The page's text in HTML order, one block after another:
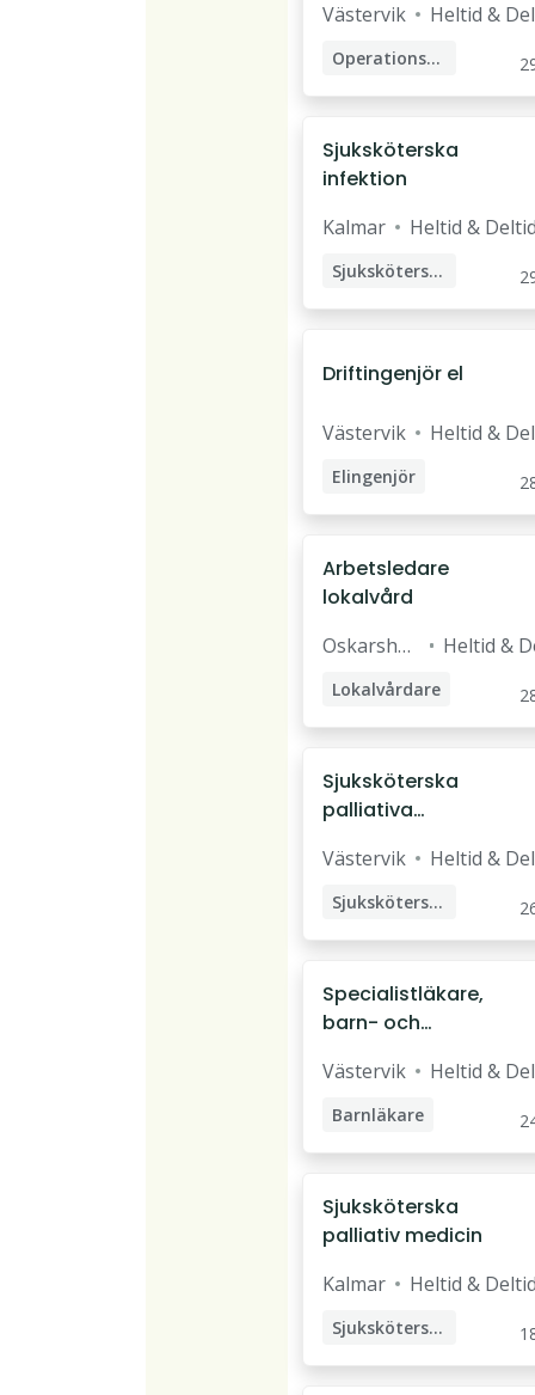
Västervik Heltid &
Operationssjuksköterska
Sjuksköterska
infektion
Kalmar Heltid &
Sjuksköterska
Specialistsjuksköterska
Driftingenjör el
Västervik Heltid &
Elingenjör
Driftingenjör
Arbetsledare
lokalvård
Oskarsha
Heltid &
Lokalvårdare
Arbetsledare
Sjuksköterska
palliativa
t
Västervik Heltid &
Sjuksköterska
Specialistläkare,
barn- och
Västervik Heltid &
Barnläkare
Specialistläkare
Sjuksköterska
palliativ medicin
Kalmar Heltid &
Sjuksköterska